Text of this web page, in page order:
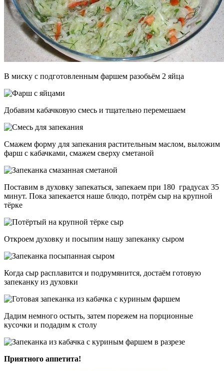
В миску с подготовленным фаршем разобьём 2 яйца
Добавим кабачковую смесь и тщательно перемешаем
Смажем форму для запекания растительным маслом, выложим
фарш с кабачками, смажем сверху сметаной
Поставим в духовку запекаться, запекаем при 180 градусах 35
минут. Пока запекается наше блюдо, потрём сыр на крупной
тёрке
Откроем духовку и посыпим нашу запеканку сыром
Когда сыр расплавится и подрумянится, достаём готовую
запеканку из духовки
Дадим немного остыть, затем порежем на порционные
кусочки и подадим к столу
Приятного аппетита!